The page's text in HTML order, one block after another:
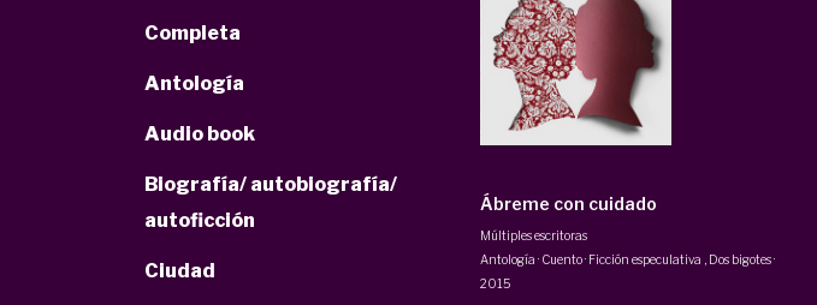
Completa
Antología
Audio book
Biografía/ autobiografía/
autoficción
Ciudad
Ábreme con cuidado
Múltiples escritoras
Antología · Cuento · Ficción especulativa
Dos bigotes·
2015